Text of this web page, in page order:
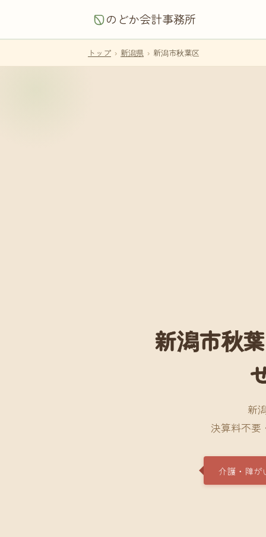
のどか会計事務所
トップ › 新潟県 › 新潟市秋葉区
新潟市秋
新
決算料不要
介護・障が